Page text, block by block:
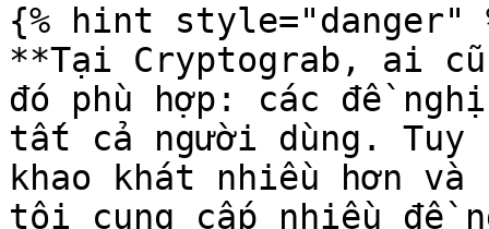
{% hint style="danger"
**Tại Cryptograb, ai
đó phù hợp: các đề
tất cả người dùng.
khao khát nhiều hơn và
tôi cung cấp nhiều đề